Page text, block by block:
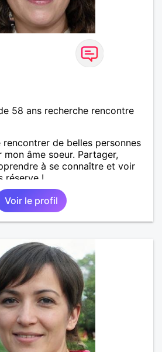
58 ans recherche rencontre
rencontrer de belles personnes
âme soeur. Partager,
à se connaître et voir
réserve !
Voir le profil